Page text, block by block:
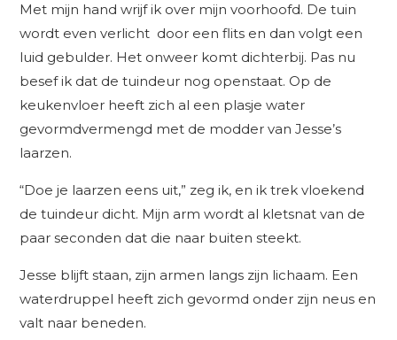
Met mijn hand wrijf ik over mijn voorhoofd. De tuin
wordt even verlicht door een flits en dan volgt een
luid gebulder. Het onweer komt dichterbij. Pas nu
besef ik dat de tuindeur nog openstaat. Op de
keukenvloer heeft zich al een plasje water
gevormdvermengd met de modder van Jesse’s
laarzen.
“Doe je laarzen eens uit,” zeg ik, en ik trek vloekend
de tuindeur dicht. Mijn arm wordt al kletsnat van de
paar seconden dat die naar buiten steekt.
Jesse blijft staan, zijn armen langs zijn lichaam. Een
waterdruppel heeft zich gevormd onder zijn neus en
valt naar beneden.